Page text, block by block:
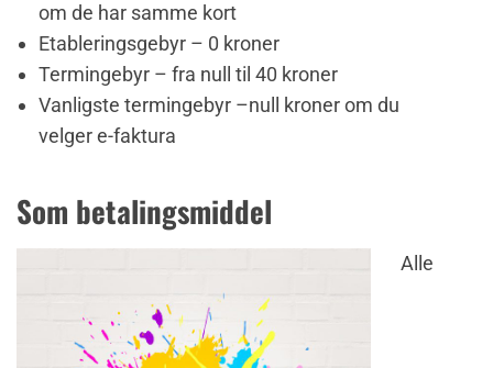
om de har samme kort
Etableringsgebyr – 0 kroner
Termingebyr – fra null til 40 kroner
Vanligste termingebyr –null kroner om du
velger e-faktura
Som betalingsmiddel
Alle